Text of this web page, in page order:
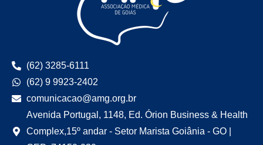
(62) 3285-6111
(62) 9 9923-2402
comunicacao@amg.org.br
Avenida Portugal, 1148, Ed. Órion Business & Health
Complex,15º andar - Setor Marista Goiânia - GO |